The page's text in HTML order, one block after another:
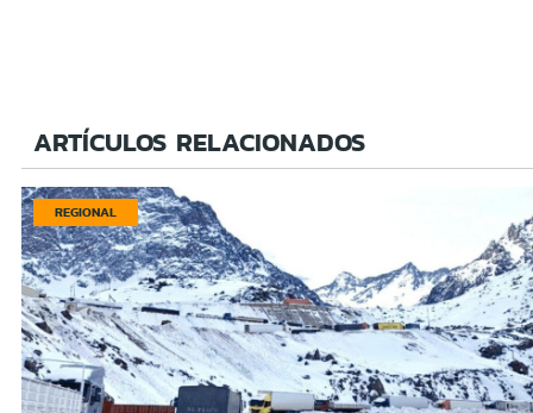
ARTÍCULOS RELACIONADOS
REGIONAL